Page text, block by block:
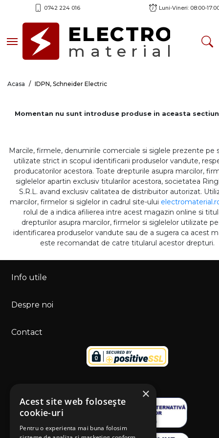
0742 224 016 Luni-Vineri: 08:00-
Toggle navigationELECTRO
material
Acasa IDPN, Schneider Electric
Momentan nu sunt introduse produse in aceasta
Marcile, firmele, denumirile comerciale si siglele prezente pe
utilizate strict in scopul identificarii produselor vandute,
producatorilor acestora. Toate drepturile asupra marcilor,
siglelelor apartin exclusiv titularilor acestora, societatea
S.R.L. avand exclusiv calitatea de distribuitor autorizat.
marcilor, firmelor si siglelor in cadrul site-ului
rolul de a indica afilierea intre acest magazin online si
drepturilor asupra marcilor, firmelor si siglelelor utilizate
identificarea produselor vandute sau de a sugera ca acest
este recomandat de catre titularul acestor drepturi.
Info utile
Despre noi
Contact
×
Acest site web folosește
cookie-uri
Pentru o experienta mai buna folosim